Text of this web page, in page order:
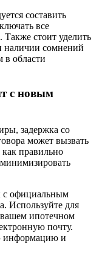
составить
все
Также стоит уделить
наличии сомнений
в области
с новым
задержка со
может вызвать
как правильно
с официальным
Используйте для
вашем ипотечном
почту.
информацию и